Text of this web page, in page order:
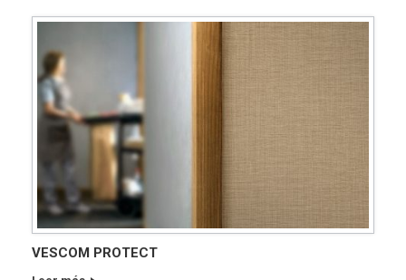
VESCOM PROTECT